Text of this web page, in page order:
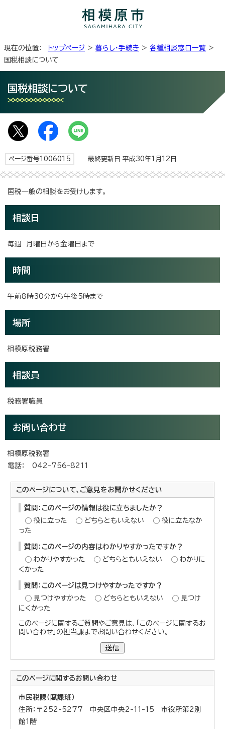
現在の位置： トップページ > 暮らし・手続き > 各種相談窓口一覧 >
国税相談について
国税相談について
ページ番号1006015 最終更新日 平成30年1月12日
国税一般の相談をお受けします。
相談日
毎週 月曜日から金曜日まで
時間
午前8時30分から午後5時まで
場所
相模原税務署
相談員
税務署職員
お問い合わせ
相模原税務署
電話： 042-756-8211
このページについて、ご意見をお聞かせください
質問：このページの情報は役に立ちましたか？
役に立った
どちらともいえない
役に立たなか
った
質問：このページの内容はわかりやすかったですか？
わかりやすかった
どちらともいえない
わかりに
くかった
質問：このページは見つけやすかったですか？
見つけやすかった
どちらともいえない
見つけ
にくかった
このページに関するご質問やご意見は、「このページに関するお
問い合わせ」の担当課までお問い合わせください。
送信
このページに関するお問い合わせ
市民税課（賦課班）
住所：〒252-5277 中央区中央2-11-15 市役所第2別
館1階